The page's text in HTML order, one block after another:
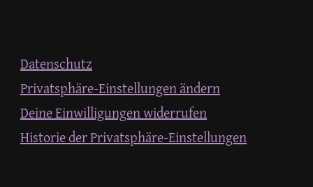
Datenschutz
Privatsphäre-Einstellungen ändern
Deine Einwilligungen widerrufen
Historie der Privatsphäre-Einstellungen